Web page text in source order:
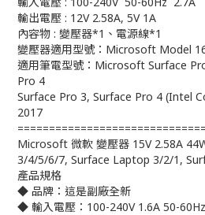
輸出電壓 : 12V 2.58A, 5V 1A
內容物 : 變壓器*1、電源線*1
變壓器適用型號：Microsoft Model
適用筆電型號：Microsoft Surface
Pro 4
Surface Pro 3, Surface Pro 4 (Intel
2017
Microsoft 微軟 變壓器 15V 2.58A
3/4/5/6/7, Surface Laptop 3/2/1,
產品規格
◆ 品牌：這是副廠全新
◆ 輸入電壓：100-240V 1.6A 50-60Hz